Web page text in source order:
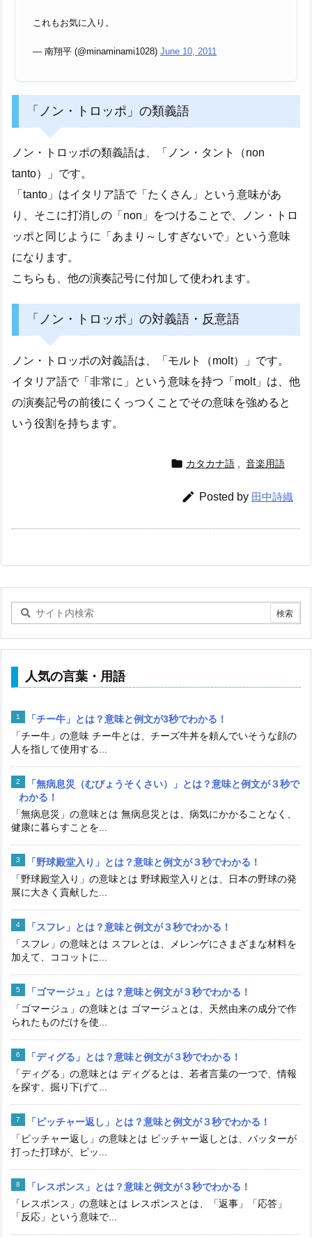
これもお気に入り。
— 南翔平 (@minaminami1028) June 10, 2011
「ノン・トロッポ」の類義語
ノン・トロッポの類義語は、「ノン・タント（non
tanto）」です。
「tanto」はイタリア語で「たくさん」という意味があ
り、そこに打消しの「non」をつけることで、ノン・トロ
ッポと同じように「あまり～しすぎないで」という意味
になります。
こちらも、他の演奏記号に付加して使われます。
「ノン・トロッポ」の対義語・反意語
ノン・トロッポの対義語は、「モルト（molt）」です。
イタリア語で「非常に」という意味を持つ「molt」は、他
の演奏記号の前後にくっつくことでその意味を強めると
いう役割を持ちます。
 カタカナ語 音楽用語
 Posted by 田中詩織
人気の言葉・用語
「チー牛」とは？意味と例文が3秒でわかる！
「チー牛」の意味 チー牛とは、チーズ牛丼を頼んでいそうな顔の
人を指して使用する...
「無病息災（むびょうそくさい）」とは？意味と例文が３秒で
わかる！
「無病息災」の意味とは 無病息災とは、病気にかかることなく、
健康に暮らすことを...
「野球殿堂入り」とは？意味と例文が３秒でわかる！
「野球殿堂入り」の意味とは 野球殿堂入りとは、日本の野球の発
展に大きく貢献した...
「スフレ」とは？意味と例文が３秒でわかる！
「スフレ」の意味とは スフレとは、メレンゲにさまざまな材料を
加えて、ココットに...
「ゴマージュ」とは？意味と例文が３秒でわかる！
「ゴマージュ」の意味とは ゴマージュとは、天然由来の成分で作
られたものだけを使...
「ディグる」とは？意味と例文が３秒でわかる！
「ディグる」の意味とは ディグるとは、若者言葉の一つで、情報
を探す、掘り下げて...
「ピッチャー返し」とは？意味と例文が３秒でわかる！
「ピッチャー返し」の意味とは ピッチャー返しとは、バッターが
打った打球が、ピッ...
「レスポンス」とは？意味と例文が３秒でわかる！
「レスポンス」の意味とは レスポンスとは、「返事」「応答」
「反応」という意味で...